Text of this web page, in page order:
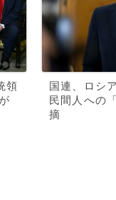
領
国連、ロシ
民間人への
摘